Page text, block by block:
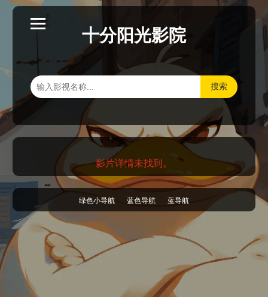
十分阳光影院
搜索
影片详情未找到。
绿色小导航 蓝色导航 蓝导航